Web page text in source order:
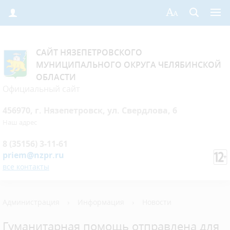
САЙТ НЯЗЕПЕТРОВСКОГО
МУНИЦИПАЛЬНОГО ОКРУГА ЧЕЛЯБИНСКОЙ
ОБЛАСТИ
priem@nzpr.ru
все контакты
Гуманитарная помощь отправлена для